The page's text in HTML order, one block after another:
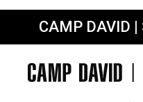
CAMP DAVID |